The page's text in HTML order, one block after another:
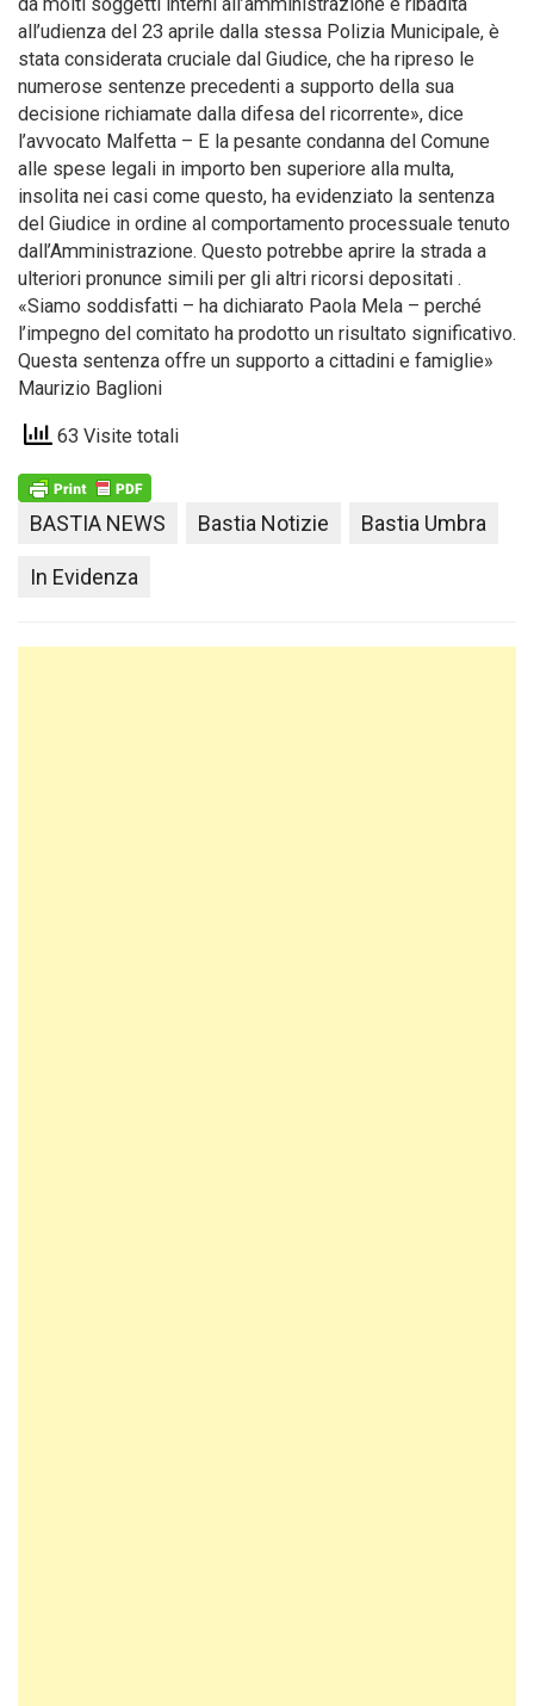
all’udienza del 23 aprile dalla stessa Polizia Municipale, è
stata considerata cruciale dal Giudice, che ha ripreso le
numerose sentenze precedenti a supporto della sua
decisione richiamate dalla difesa del ricorrente», dice
l’avvocato Malfetta – E la pesante condanna del Comune
alle spese legali in importo ben superiore alla multa,
insolita nei casi come questo, ha evidenziato la sentenza
del Giudice in ordine al comportamento processuale tenuto
dall’Amministrazione. Questo potrebbe aprire la strada a
ulteriori pronunce simili per gli altri ricorsi depositati .
«Siamo soddisfatti – ha dichiarato Paola Mela – perché
l’impegno del comitato ha prodotto un risultato significativo.
Questa sentenza offre un supporto a cittadini e famiglie»
Maurizio Baglioni
63 Visite totali
BASTIA NEWS Bastia Notizie Bastia Umbra
In Evidenza